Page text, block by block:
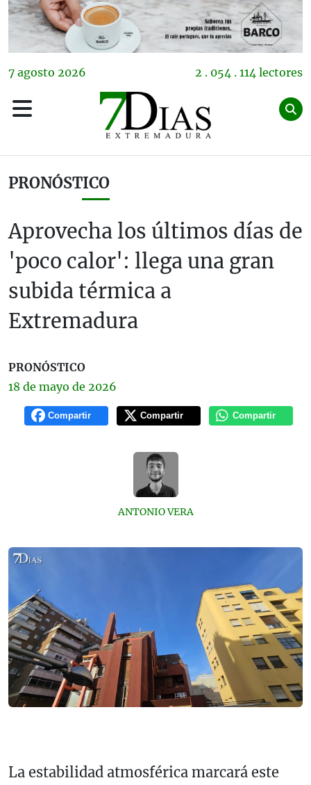
7 agosto 2026 2 . 054 . 114 lectores
PRONÓSTICO
Aprovecha los últimos días de
'poco calor': llega una gran
subida térmica a
Extremadura
PRONÓSTICO
18 de mayo de 2026
Compartir Compartir Compartir
ANTONIO VERA
La estabilidad atmosférica marcará este